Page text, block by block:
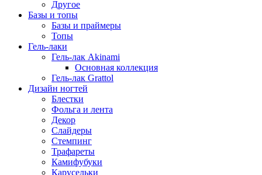
Другое
Базы и топы
Базы и праймеры
Топы
Гель-лаки
Гель-лак Akinami
Основная коллекция
Гель-лак Grattol
Дизайн ногтей
Блестки
Фольга и лента
Декор
Слайдеры
Стемпинг
Трафареты
Камифубуки
Карусельки